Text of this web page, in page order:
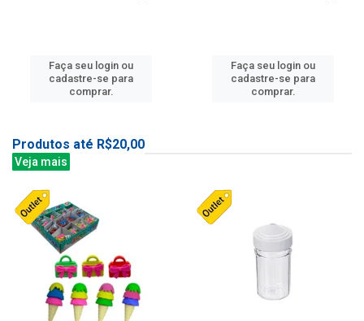
Faça seu login ou
cadastre-se para
comprar.
Faça seu login ou
cadastre-se para
comprar.
Produtos até R$20,00
Veja mais